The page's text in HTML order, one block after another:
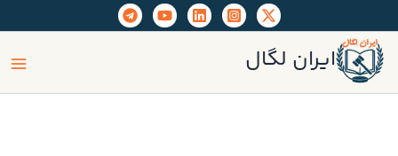
به
محتوا
ایران لگال